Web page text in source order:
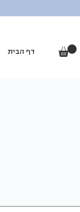
דף הבית